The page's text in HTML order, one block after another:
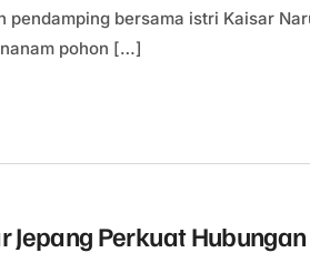
bersama istri Kaisar
pohon […]
Jepang Perkuat